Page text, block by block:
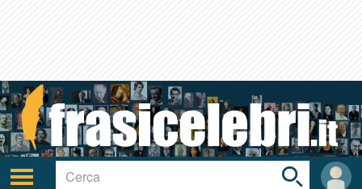
Attiva/disattiva
navigazione
User
area
Toggle
search
bar